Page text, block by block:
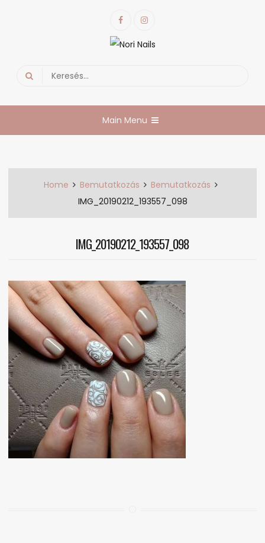
FacebookInstagram
Nori Nails
Search
Main Menu
Home Bemutatkozás
Bemutatkozás
IMG_20190212_193557_098
IMG_20190212_193557_098